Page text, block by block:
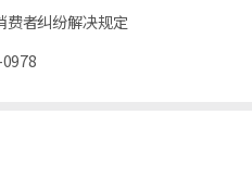
费者纠纷解决规定